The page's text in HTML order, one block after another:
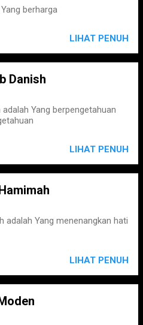
berharga
LIHAT PENUH
Danish
Yang berpengetahuan
LIHAT PENUH
adalah Yang menenangkan hati
LIHAT PENUH